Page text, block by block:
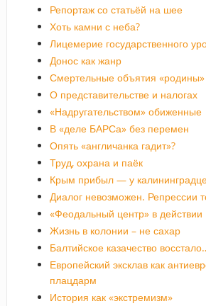
Репортаж со статьёй на шее
Хоть камни с неба?
Лицемерие государственного
Донос как жанр
Смертельные объятия «родины»
О представительстве и налогах
«Надругательством» обиженные
В «деле БАРСа» без перемен
Опять «англичанка гадит»?
Труд, охрана и паёк
Крым прибыл — у
Диалог невозможен. Репрессии
«Феодальный центр» в действии
Жизнь в колонии – не сахар
Балтийское казачество
Европейский эксклав как
плацдарм
История как «экстремизм»